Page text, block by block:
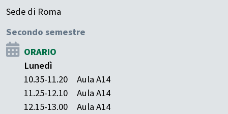
Sede di Roma
Secondo semestre
ORARIO
Lunedì
10.35-11.20
Aula A14
11.25-12.10
Aula A14
12.15-13.00
Aula A14